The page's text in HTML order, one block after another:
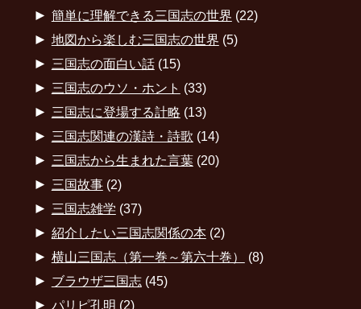
► 簡単に理解できる三国志の世界 (22)
► 地図から楽しむ三国志の世界 (5)
► 三国志の面白い話(15)
► 三国志のウソ・ホント (33)
► 三国志に登場する計略 (13)
► 三国志関連の漢詩・詩歌 (14)
► 三国志から生まれた言葉(20)
► 三国故事(2)
► 三国志雑学 (37)
► 紹介したい三国志関係の本(2)
► 横山三国志（第一巻～第六十巻） (8)
► ブラウザ三国志(45)
► パリピ孔明 (2)